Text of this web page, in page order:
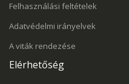
Felhasználási feltételek
Adatvédelmi irányelvek
A viták rendezése
Elérhetőség